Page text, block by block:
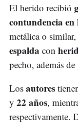
El herido recibió
contundencia en
metálica o
espalda con
pecho, además de
Los autores
y 22 años,
respectivamente.